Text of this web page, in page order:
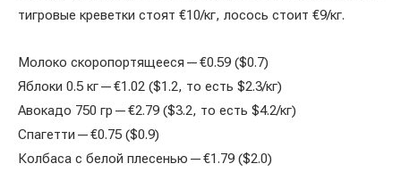
тигровые креветки стоят €10/кг, лосось стоит €9/кг.
Молоко скоропортящееся — €0.59 ($0.7)
Яблоки 0.5 кг — €1.02 ($1.2, то есть $2.3/кг)
Авокадо 750 гр — €2.79 ($3.2, то есть $4.2/кг)
Спагетти — €0.75 ($0.9)
Колбаса с белой плесенью — €1.79 ($2.0)